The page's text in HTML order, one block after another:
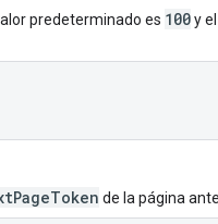
predeterminado es 100y
de la página